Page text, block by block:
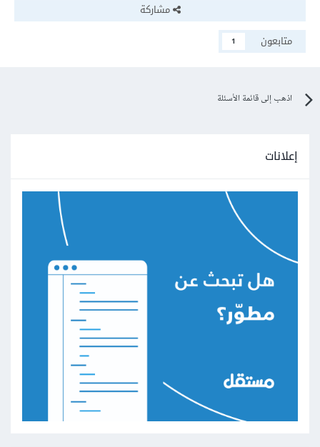
مشاركة
متابعون
1
اذهب إلى قائمة الأسئلة
إعلانات